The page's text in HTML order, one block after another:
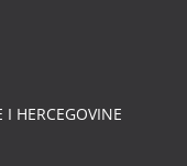
I HERCEGOVINE